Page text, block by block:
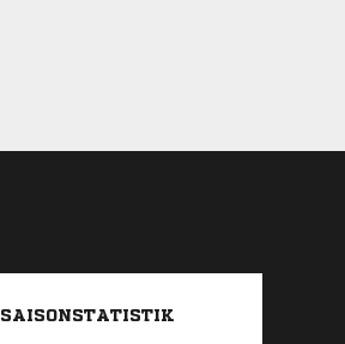
SAISONSTATISTIK